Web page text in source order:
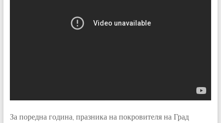
За поредна година, празника на покровителя на Град